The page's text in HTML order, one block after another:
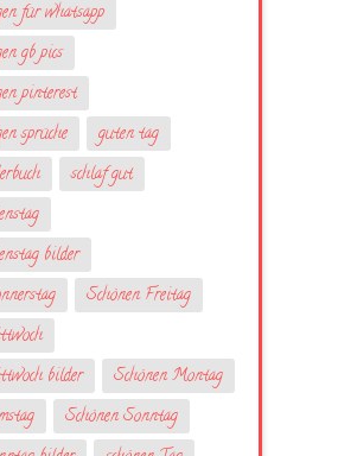
für whatsapp
gb pics
pinterest
sprüche
guten tag
schlaf gut
bilder
Schönen Freitag
bilder
Schönen Montag
Schönen Sonntag